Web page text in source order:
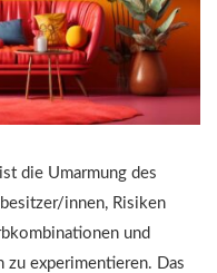
die Umarmung des
innen, Risiken
und
experimentieren. Das